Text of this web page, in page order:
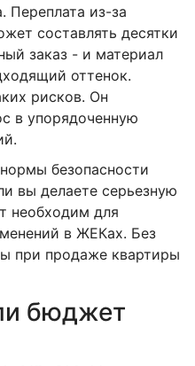
Переплата из-за
составлять десятки
заказ - и материал
оттенок.
рисков. Он
в упорядоченную
безопасности
вы делаете серьезную
необходим для
в ЖЕКах. Без
при продаже квартиры
бюджет